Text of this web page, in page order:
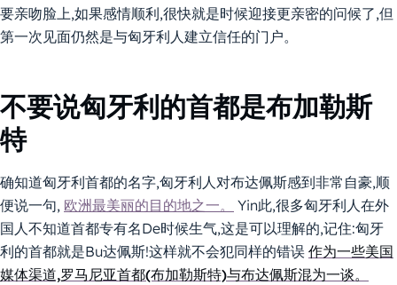
要亲吻脸上,如果感情顺利,很快就是时候迎接更亲密的问候了,但
第一次见面仍然是与匈牙利人建立信任的门户。
不要说匈牙利的首都是布加勒斯
特
确知道匈牙利首都的名字,匈牙利人对布达佩斯感到非常自豪,顺
便说一句, 欧洲最美丽的目的地之一。
Yin此,很多匈牙利人在外
国人不知道首都专有名De时候生气,这是可以理解的,记住:匈牙
利的首都就是Bu达佩斯!这样就不会犯同样的错误 作为一些美国
媒体渠道,罗马尼亚首都(布加勒斯特)与布达佩斯混为一谈。